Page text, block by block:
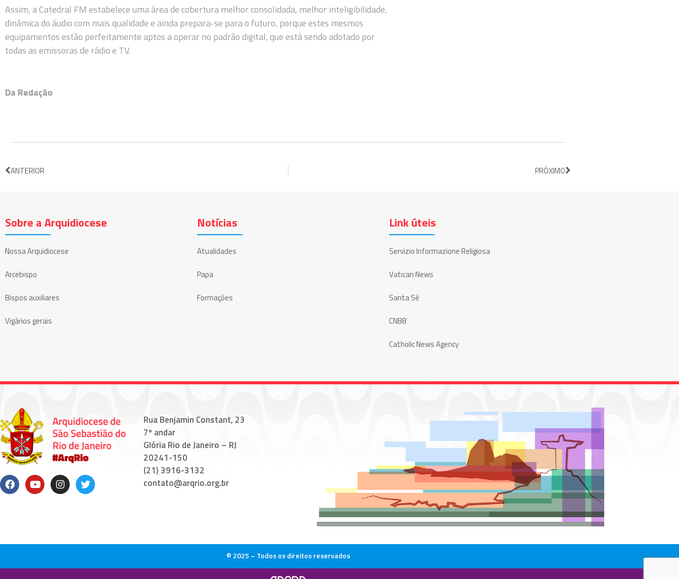
Assim, a Catedral FM estabelece uma área de cobertura melhor consolidada, melhor inteligibilidade,
dinâmica do áudio com mais qualidade e ainda prepara-se para o futuro, porque estes mesmos
equipamentos estão perfeitamente aptos a operar no padrão digital, que está sendo adotado por
todas as emissoras de rádio e TV.
Da Redação
ANTERIOR PRÓXIMO
Sobre a Arquidiocese
Nossa Arquidiocese
Arcebispo
Bispos auxiliares
Vigários gerais
Notícias
Atualidades
Papa
Formações
Link úteis
Servizio Informazione Religiosa
Vatican News
Santa Sé
CNBB
Catholic News Agency
Rua Benjamin Constant, 23
7º andar
Glória Rio de Janeiro – RJ
20241-150
(21) 3916-3132
contato@arqrio.org.br
© 2025 – Todos os direitos reservados